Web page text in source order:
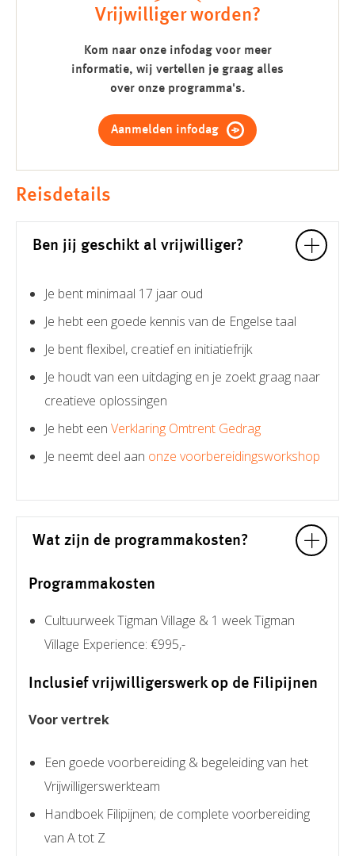
Vrijwilliger worden?
Kom naar onze infodag voor meer
informatie, wij vertellen je graag alles
over onze programma's.
Aanmelden infodag
Reisdetails
Ben jij geschikt al vrijwilliger?
Je bent minimaal 17 jaar oud
Je hebt een goede kennis van de Engelse taal
Je bent flexibel, creatief en initiatiefrijk
Je houdt van een uitdaging en je zoekt graag naar
creatieve oplossingen
Je hebt een Verklaring Omtrent Gedrag
Je neemt deel aan onze voorbereidingsworkshop
Wat zijn de programmakosten?
Programmakosten
Cultuurweek Tigman Village & 1 week Tigman
Village Experience: €995,-
Inclusief vrijwilligerswerk op de Filipijnen
Voor vertrek
Een goede voorbereiding & begeleiding van het
Vrijwilligerswerkteam
Handboek Filipijnen; de complete voorbereiding
van A tot Z